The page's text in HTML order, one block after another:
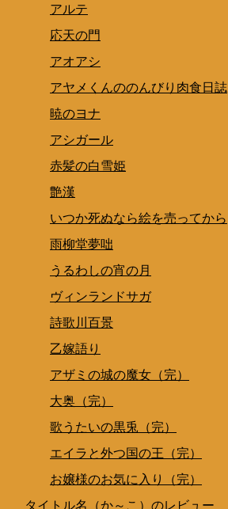
アルテ
応天の門
アオアシ
アヤメくんののんびり肉食日誌
暁のヨナ
アシガール
赤髪の白雪姫
艶漢
いつか死ぬなら絵を売ってから
雨柳堂夢咄
うるわしの宵の月
ヴィンランドサガ
詩歌川百景
乙嫁語り
アザミの城の魔女（完）
大奥（完）
歌うたいの黒兎（完）
エイラと外つ国の王（完）
お嬢様のお気に入り（完）
タイトル名（か～こ）のレビュー